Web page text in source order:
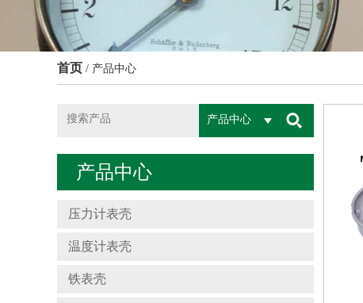
首页 / 产品中心
产品中心
产品中心
压力计表壳
温度计表壳
铁表壳